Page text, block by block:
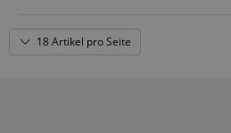
18 Artikel pro Seite